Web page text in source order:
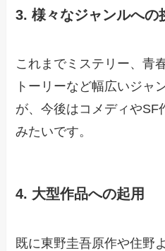
3. 様々なジャンルへの
これまでミステリー、青
トーリーなど幅広いジャ
が、今後はコメディやSF
みたいです。
4. 大型作品への起用
既に東野圭吾原作や住野